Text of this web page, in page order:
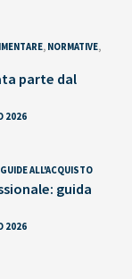
, NORMATIVE,
parte dal
2026
GUIDE ALL'ACQUISTO
guida
2026